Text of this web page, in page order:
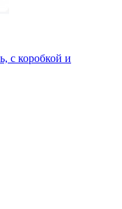
с коробкой и